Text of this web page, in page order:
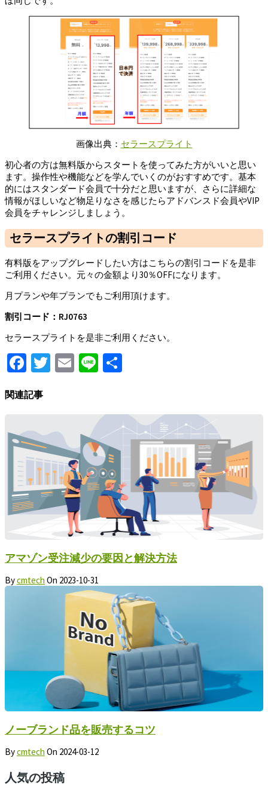
画像出典： セラースプライト
初心者の方は無料版からスタートを使ってみた方がいいと思い
ます。操作性や機能などを学んでいくのがおすすめです。基本
的にはスタンダード会員で十分だと思いますが、さらに詳細な
情報がほしいなど物足りなさを感じたらアドバンスド会員やVIP
会員をチャレンジしましょう。
セラースプライトの割引コード
有料版をアップグレードしたい方はこちらの割引コードを是非
ご利用ください。元々の金額より30％OFFになります。
月プランや年プランでもご利用頂けます。
割引コード：RJ0763
セラースプライトを是非ご利用ください。
Facebook
Twitter
Email
Line
関連記事
アマゾン受注減少の要因と解決方法
Bycmtech On 2023-10-31
ノーブランド品を販売するコツ
Bycmtech On 2024-03-12
人気の投稿